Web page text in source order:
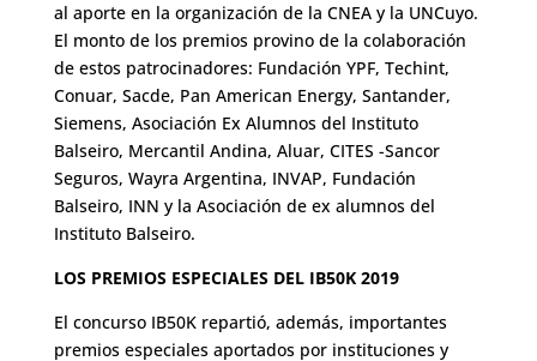
al aporte en la organización de la CNEA y la UNCuyo.
El monto de los premios provino de la colaboración
de estos patrocinadores: Fundación YPF, Techint,
Conuar, Sacde, Pan American Energy, Santander,
Siemens, Asociación Ex Alumnos del Instituto
Balseiro, Mercantil Andina, Aluar, CITES -Sancor
Seguros, Wayra Argentina, INVAP, Fundación
Balseiro, INN y la Asociación de ex alumnos del
Instituto Balseiro.
LOS PREMIOS ESPECIALES DEL IB50K 2019
El concurso IB50K repartió, además, importantes
premios especiales aportados por instituciones y